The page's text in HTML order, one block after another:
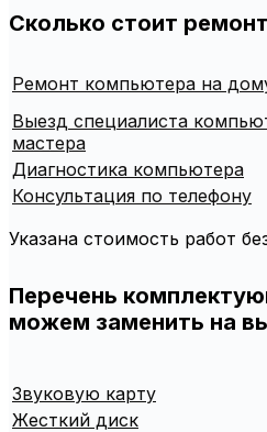
Сколько стоит
Ремонт компьютера на
Выезд специалиста
мастера
Диагностика компьютера
Консультация по телефону
Указана стоимость работ
Перечень
можем заменить на
Звуковую карту
Жесткий диск